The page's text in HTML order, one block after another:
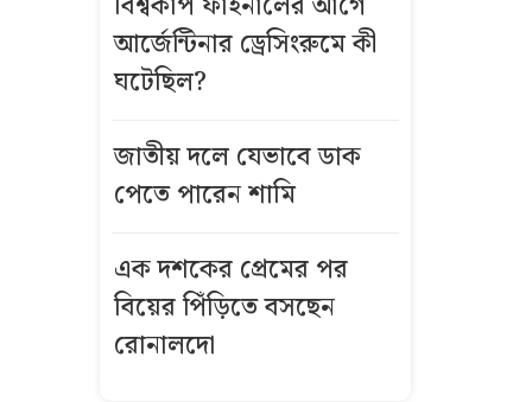
বিস্ফোরণে একই
পরিবারের
গ্রিসে দুই
শতাধিক
অভিবাসী উদ্ধার,
অধিকাংশই
বাংলাদেশি
আর্জেন্টিনার ড্রেসিংরুমে কী
ঘটেছিল?
জাতীয় দলে যেভাবে ডাক
পেতে পারেন শামি
এক দশকের প্রেমের পর
বিয়ের পিঁড়িতে বসছেন
রোনালদো